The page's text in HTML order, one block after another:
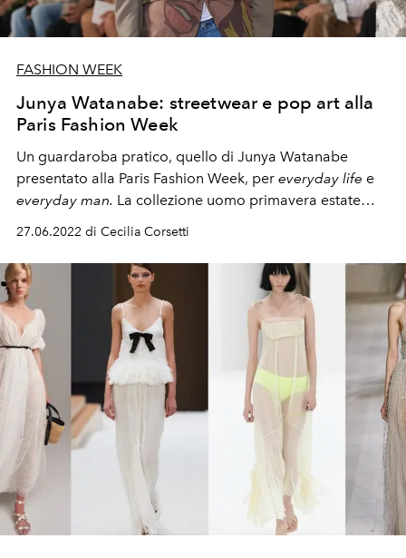
FASHION WEEK
Junya Watanabe: streetwear e pop art alla
Paris Fashion Week
Un guardaroba pratico, quello di Junya Watanabe
presentato alla Paris Fashion Week, per everyday life e
everyday man. La collezione uomo primavera estate
2023 è puro citazionismo. Riferimenti alla pop culture
su maglioni e cappellini, e alla pop art. I disegni di Keith
Haring, Andy Warhol e Roy Lichtenstein invadono felpe,
maglioni, pantaloni e giacche sartoliali, caps e jeans. La
collezione, racconta il comunicato: "è stata realizzata in
perfetta sintonia tra gli artisti e le associazioni che oggi
si occupano di proteggere le opere. Sincresia culturale e
comunione di intenti, nonchè gioia, gioco e humor."
27.06.2022 di Cecilia Corsetti